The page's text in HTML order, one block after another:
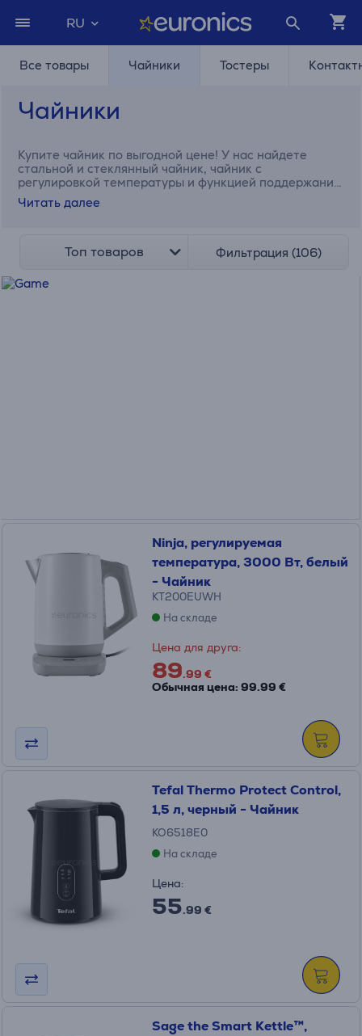
RU
Все товары Чайники Тостеры
Чайники
Купите чайник по выгодной цене! У нас найдете
стальной и стеклянный чайник, чайник с
регулировкой температуры и функцией поддержания
температуры. KitchenAid, Tefal, Smeg, Sage, Severin.
Читать далее
Топ товаров Фильтрация (106)
Ninja, регулируемая
температура, 3000 Вт, белый
- Чайник
KT200EUWH
На складе
Цена для друга:
89.99 €
Обычная цена: 99.99 €
Tefal Thermo Protect Control,
1,5 л, черный - Чайник
KO6518E0
На складе
Цена:
55.99 €
Sage the Smart Kettle™,